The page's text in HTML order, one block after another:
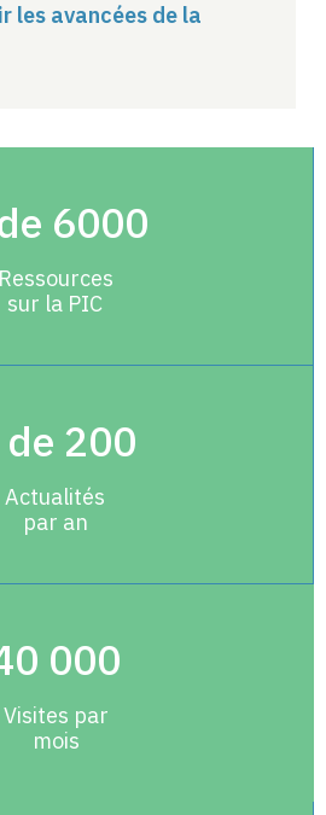
les avancées de la
6000
Ressources
sur la PIC
de 200
Actualités
par an
000
Visites par
mois